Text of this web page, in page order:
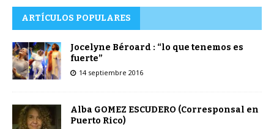
ARTÍCULOS POPULARES
Jocelyne Béroard : “lo que tenemos es
fuerte”
14 septiembre 2016
Alba GOMEZ ESCUDERO (Corresponsal en
Puerto Rico)